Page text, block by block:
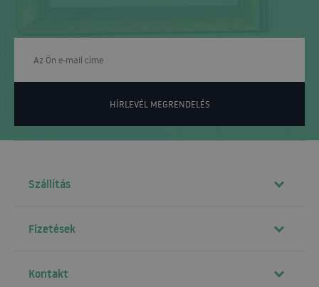
HÍRLEVÉL MEGRENDELÉS
Szállítás
Fizetések
Kontakt